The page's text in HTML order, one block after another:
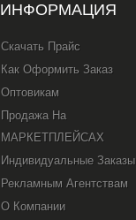
ИНФОРМАЦИЯ
Скачать Прайс
Как Оформить Заказ
Оптовикам
Продажа На
МАРКЕТПЛЕЙСАХ
Индивидуальные Заказы
Рекламным Агентствам
О Компании